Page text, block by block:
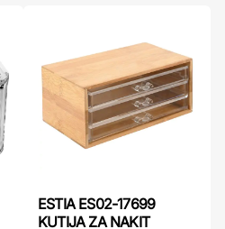
ESTIA ES02-17699
KUTIJA ZA NAKIT